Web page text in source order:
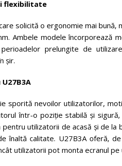
flexibilitate
solicită o ergonomie mai bună,
Ambele modele încorporează
prelungite de
șir.
sporită nevoilor utilizatorilor,
într-o poziție stabilă și
utilizatorii de acasă și de
înaltă calitate. U27B3A oferă,
utilizatorii pot monta ecranul